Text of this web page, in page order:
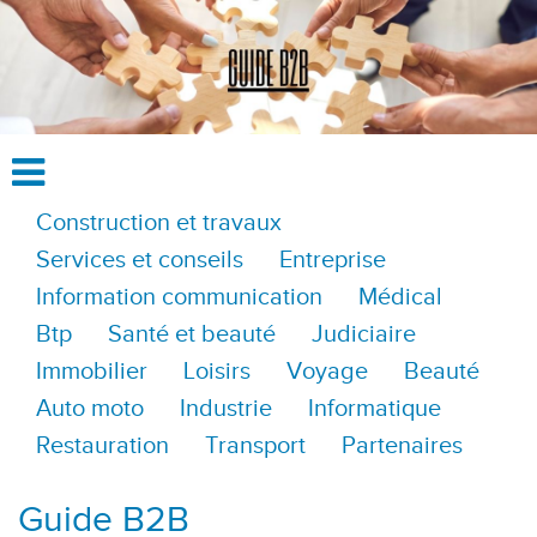
Construction et travaux
Services et conseils
Entreprise
Information communication
Médical
Btp
Santé et beauté
Judiciaire
Immobilier
Loisirs Voyage
Beauté
Auto moto
Industrie
Informatique
Restauration
Transport Partenaires
Guide B2B